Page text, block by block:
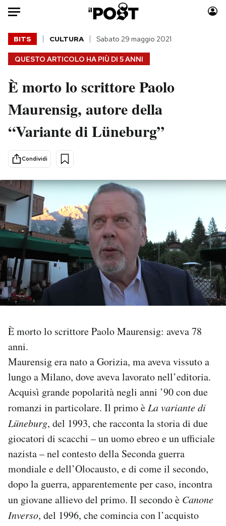
Auto
HOME
Italia
Politica
Tecnologia
Scienza
Economia
Sport
Moda
Consumismi
Storie/Idee
Ok Boomer!
Altrecose
Mondiali calcio 2026
PODCAST
NEWSLETTER
SHOP
CALENDARIO
AREA PERSONALE
Area Personale
Regala il Post
Hai bisogno di aiuto?
Esci
QUESTO ARTICOLO HA PIÙ DI 5 ANNI
BITS CULTURA Sabato 29 maggio 2021
È morto lo scrittore Paolo
Maurensig, autore della
“Variante di Lüneburg”
Condividi
È morto lo scrittore Paolo Maurensig: aveva 78
anni.
Maurensig era nato a Gorizia, ma aveva vissuto a
lungo a Milano, dove aveva lavorato nell’editoria.
Acquisì grande popolarità negli anni ’90 con due
romanzi in particolare. Il primo è La variante di
Lüneburg, del 1993, che racconta la storia di due
giocatori di scacchi – un uomo ebreo e un ufficiale
nazista – nel contesto della Seconda guerra
mondiale e dell’Olocausto, e di come il secondo,
dopo la guerra, apparentemente per caso, incontra
un giovane allievo del primo. Il secondo è Canone
Inverso, del 1996, che comincia con l’acquisto